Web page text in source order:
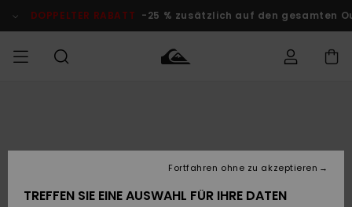
Produktinformation
DOPPELTER RABATT -25 % zusätzlich auf den gesamten
Accessoires
JUNGEN
Accessoires
FRAUEN
Brandneu
Kinder
Kinder
KINDER
Versand
TREFFEN SIE EINE AUSWAHL FÜR IHRE DATEN
Fortfahren ohne zu akzeptieren